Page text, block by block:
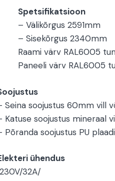
Spetsifikatsioon
– Välikõrgus 2591mm
– Sisekõrgus 2340mm
Raami värv RAL6005
Paneeli värv RAL6005
Seina soojustus 60mm vill
Katuse soojustus mineraal
Põranda soojustus PU
ühendus
230V/32A/